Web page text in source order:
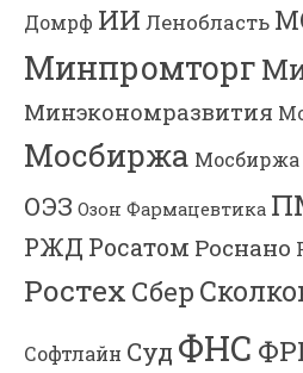
Домрф ИИ Ленобласть
Минпромторг
Минэкономразвития
Мосбиржа Мосбиржа
ОЭЗ Озон Фармацевтика
РЖД Росатом Роснано
Ростех Сбер
Софтлайн Суд ФНС